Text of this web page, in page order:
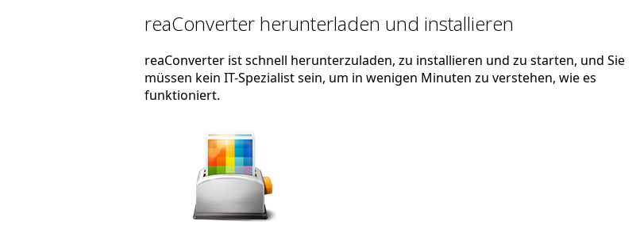
reaConverter herunterladen und installieren
reaConverter ist schnell herunterzuladen, zu installieren und zu starten, und Sie
müssen kein IT-Spezialist sein, um in wenigen Minuten zu verstehen, wie es
funktioniert.